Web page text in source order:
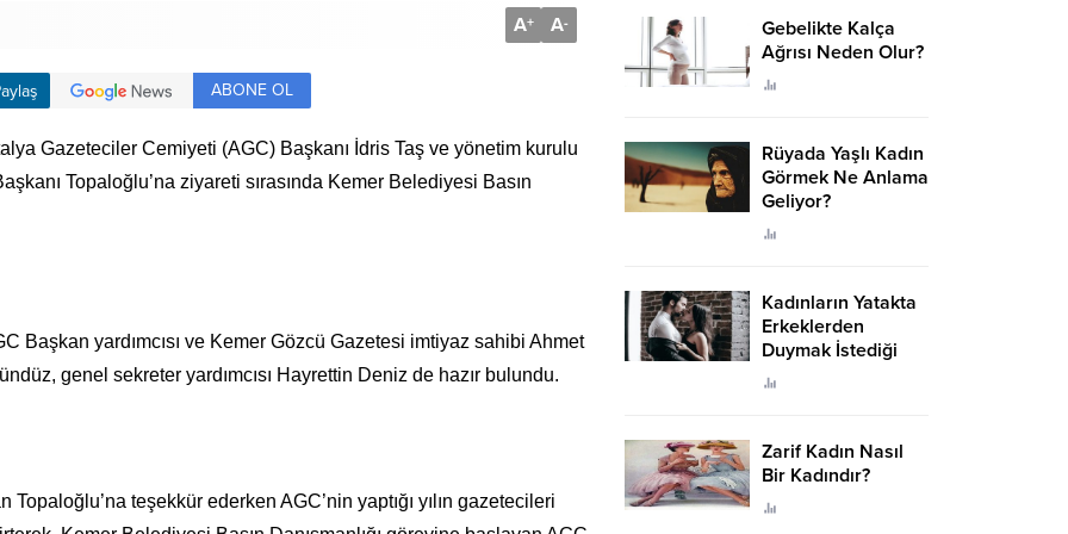
A+ A-
ABONE OL
Gazeteciler Cemiyeti (AGC) Başkanı İdris Taş ve yönetim kurulu
Topaloğlu’na ziyareti sırasında Kemer Belediyesi Basın
Başkan yardımcısı ve Kemer Gözcü Gazetesi imtiyaz sahibi Ahmet
genel sekreter yardımcısı Hayrettin Deniz de hazır bulundu.
teşekkür ederken AGC’nin yaptığı yılın gazetecileri
Gebelikte Kalça
Ağrısı Neden Olur?
Rüyada Yaşlı Kadın
Görmek Ne Anlama
Geliyor?
Kadınların Yatakta
Erkeklerden
Duymak İstediği
Sözler
Zarif Kadın Nasıl
Bir Kadındır?